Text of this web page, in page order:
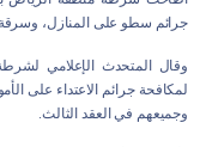
جرائم سطو على المنازل، وسرقة
وقال المتحدث الإعلامي لشرطة
لمكافحة جرائم الاعتداء على
وجميعهم في العقد ‏الثالث.‏